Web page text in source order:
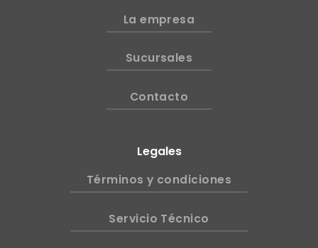
La empresa
Sucursales
Contacto
Legales
Términos y condiciones
Servicio Técnico